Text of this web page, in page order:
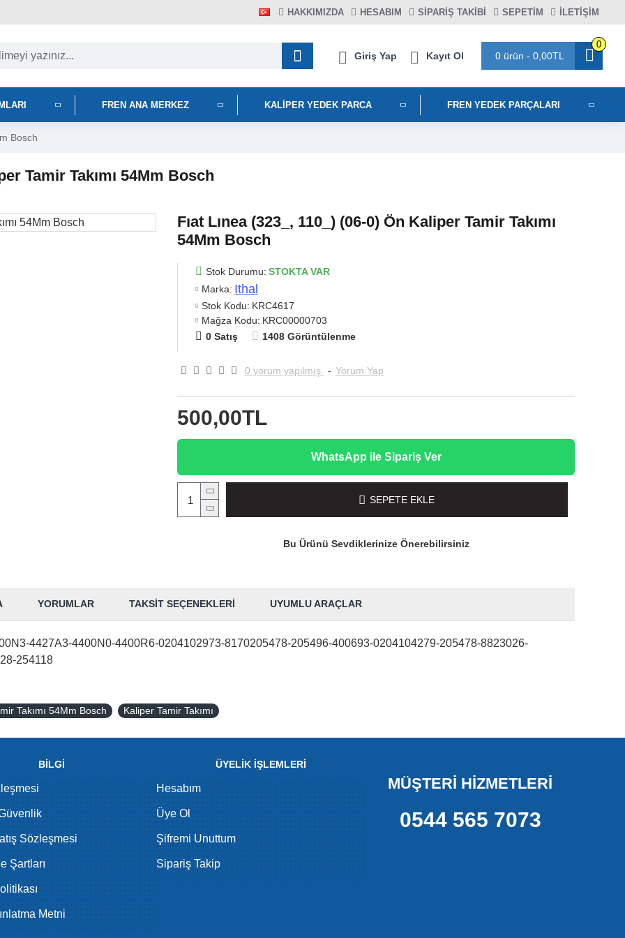
HAKKIMIZDA HESABIM SIPARIŞ TAKIBI SEPETIM İLETİŞİM
Giriş Yap Kayıt Ol 0 ürün - 0,00TL
0
FREN ANA MERKEZ KALIPER YEDEK PARCA FREN YEDEK PARÇALARI
Bosch
Tamir Takımı 54Mm Bosch
Fıat Lınea (323_, 110_) (06-0) Ön Kaliper Tamir Takımı
54Mm Bosch
Stok Durumu: STOKTA VAR
Marka: Ithal
Stok Kodu: KRC4617
Mağza Kodu: KRC00000703
0 Satış
1408 Görüntülenme
0 yorum yapılmış. - Yorum Yap
500,00TL
WhatsApp ile Sipariş Ver
SEPETE EKLE
Bu Ürünü Sevdiklerinize Önerebilirsiniz
YORUMLAR TAKSIT SEÇENEKLERI UYUMLU ARAÇLAR
4427A3-4400N0-4400R6-0204102973-8170205478-205496-400693-0204104279-205478-8823026-
254118
Takımı 54Mm Bosch Kaliper Tamir Takımı
BİLGİ
Sözleşmesi
Şartları
Metni
ÜYELİK İŞLEMLERİ
Hesabım
Üye Ol
Şifremi Unuttum
Sipariş Takip
MÜŞTERİ HİZMETLERİ
0544 565 7073